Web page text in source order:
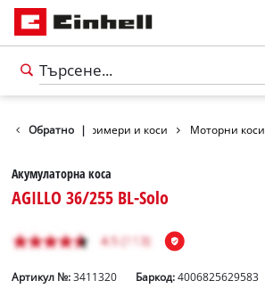
Обратно |
Градина Тримери и коси Моторни коси
Акумулаторна коса
AGILLO 36/255 BL-Solo
Артикул №: 3411320 Баркод:4006825629583